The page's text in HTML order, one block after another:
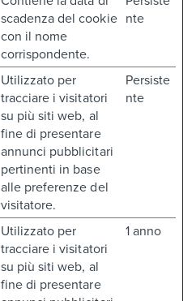
scadenza del cookie
con il nome
corrispondente.
nte
Utilizzato per
tracciare i visitatori
su più siti web, al
fine di presentare
annunci pubblicitari
pertinenti in base
alle preferenze del
visitatore.
Persiste
nte
Utilizzato per
tracciare i visitatori
su più siti web, al
fine di presentare
1 anno